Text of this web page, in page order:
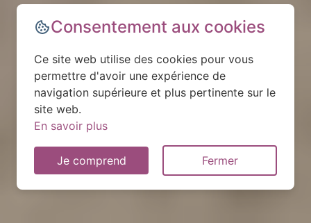
Consentement aux cookies
Ce site web utilise des cookies pour vous
permettre d'avoir une expérience de
navigation supérieure et plus pertinente sur le
site web.
En savoir plus
Je comprend Fermer